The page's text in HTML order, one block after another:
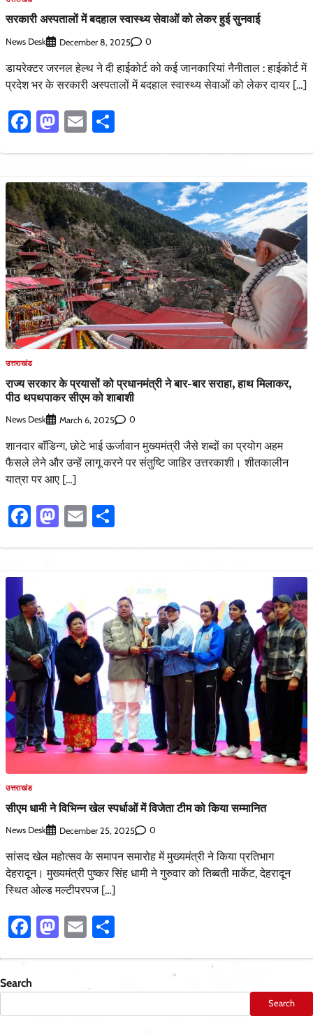
सरकारी अस्पतालों में बदहाल स्वास्थ्य सेवाओं को लेकर हुई सुनवाई
News Desk December 8, 2025 0
डायरेक्टर जरनल हेल्थ ने दी हाईकोर्ट को कई जानकारियां नैनीताल : हाईकोर्ट में
प्रदेश भर के सरकारी अस्पतालों में बदहाल स्वास्थ्य सेवाओं को लेकर दायर […]
Facebook
Mastodon
Email
उत्तराखंड
राज्य सरकार के प्रयासों को प्रधानमंत्री ने बार-बार सराहा, हाथ मिलाकर,
पीठ थपथपाकर सीएम को शाबाशी
News Desk March 6, 2025 0
शानदार बाॅंडिन्ग, छोटे भाई ऊर्जावान मुख्यमंत्री जैसे शब्दों का प्रयोग अहम
फैसले लेने और उन्हें लागू करने पर संतुष्टि जाहिर उत्तरकाशी। शीतकालीन
यात्रा पर आए […]
Facebook
Mastodon
Email
उत्तराखंड
सीएम धामी ने विभिन्न खेल स्पर्धाओं में विजेता टीम को किया सम्मानित
News Desk December 25, 2025 0
सांसद खेल महोत्सव के समापन समारोह में मुख्यमंत्री ने किया प्रतिभाग
देहरादून। मुख्यमंत्री पुष्कर सिंह धामी ने गुरुवार को तिब्बती मार्केट, देहरादून
स्थित ओल्ड मल्टीपरपज […]
Facebook
Mastodon
Email
Search
Search